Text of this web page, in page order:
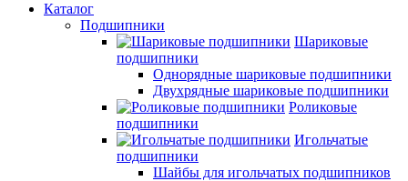
Каталог
Подшипники
Шариковые
подшипники
Однорядные шариковые подшипники
Двухрядные шариковые подшипники
Роликовые
подшипники
Игольчатые
подшипники
Шайбы для игольчатых подшипников